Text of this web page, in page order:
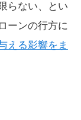
らない、とい
ーンの行方に
える影響をま